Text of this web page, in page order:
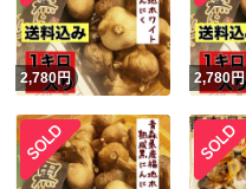
いいね！
2,780円 2,780円